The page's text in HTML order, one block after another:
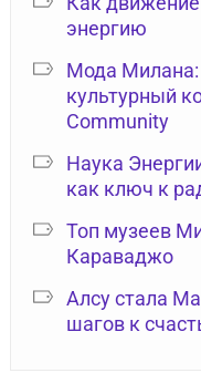
энергию
Мода Милана:
культурный
Community
Наука
как ключ к
Топ музеев
Караваджо
Алсу стала
шагов к